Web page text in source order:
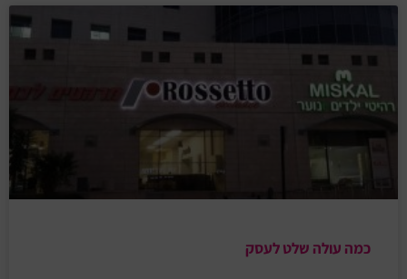
כמה עולה שלט לעסק